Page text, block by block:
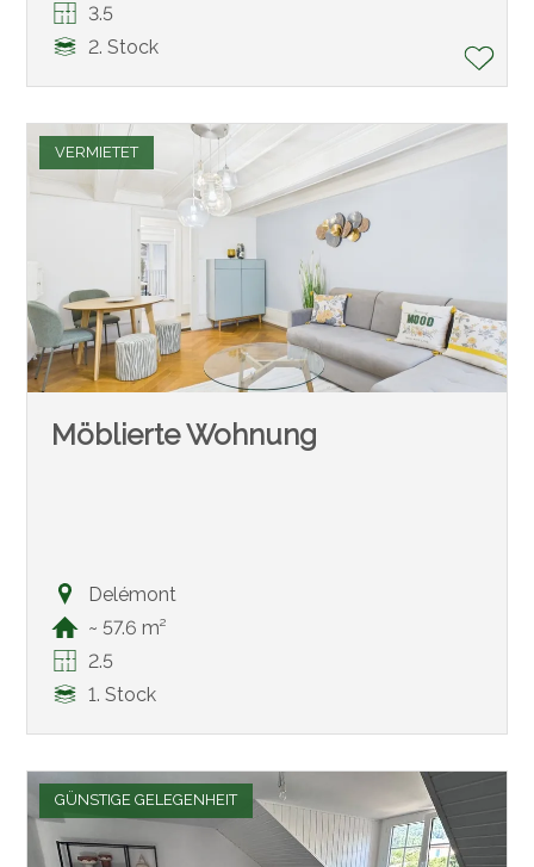
3.5
2. Stock
VERMIETET
Möblierte Wohnung
Delémont
~ 57.6 m²
2.5
1. Stock
GÜNSTIGE GELEGENHEIT